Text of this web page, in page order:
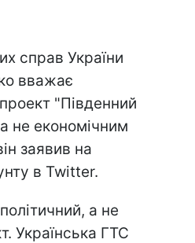
справ України
вважає
"Південний
не економічним
заявив на
в Twitter.
а не
Українська ГТС